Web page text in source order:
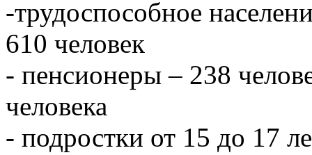
-трудоспособное
610 человек
- пенсионеры – 238
человека
- подростки от 15 до 17